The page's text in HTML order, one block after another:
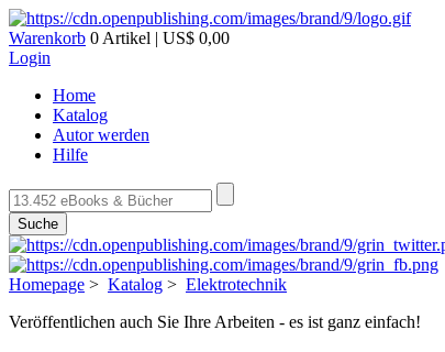
Warenkorb 0 Artikel | US$ 0,00
Login
Home
Katalog
Autor werden
Hilfe
Suche
Homepage > Katalog > Elektrotechnik
Veröffentlichen auch Sie Ihre Arbeiten - es ist ganz einfach!